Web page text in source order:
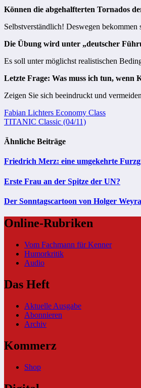
Können die abgehalfterten Tornados
Selbstverständlich! Deswegen
Die Übung wird unter „deutscher
Es soll unter möglichst realistischen
Letzte Frage: Was muss ich tun, wenn
Zeigen Sie sich beeindruckt und
Beitragsnavigation
Fabian Lichters Economy Class
TITANIC Classic (04/11)
Ähnliche Beiträge
Friedrich Merz: eine umgekehrte
Erste Frau an der Spitze der UN?
Der Sonntagscartoon von Holger
Online-Rubriken
Vom Fachmann für Kenner
Humorkritik
Audio
Das Heft
Aktuelle Ausgabe
Abonnieren
Archiv
Kommerz
Shop